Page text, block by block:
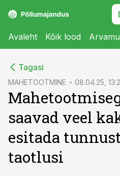
Avaleht Kõik lood
Tagasi
MAHETOOTMINE 08.04.25,
saavad veel
esitada
taotlusi